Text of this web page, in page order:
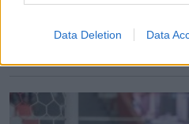
Data Deletion Data
a Sepsi OSK, szombaton
Petrolul vendégeként. A